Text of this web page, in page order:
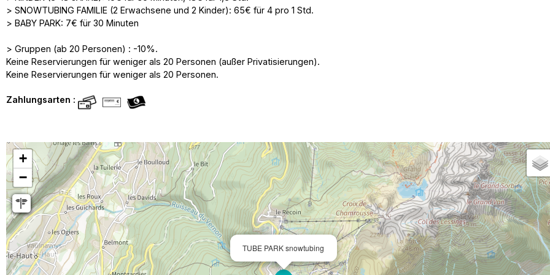
> SNOWTUBING FAMILIE (2 Erwachsene und 2 Kinder): 65€ für 4 pro 1 Std.
> BABY PARK: 7€ für 30 Minuten
> Gruppen (ab 20 Personen) : -10%.
Keine Reservierungen für weniger als 20 Personen (außer Privatisierungen).
Keine Reservierungen für weniger als 20 Personen.
Zahlungsarten :
TUBE PARK snowtubing
+
−